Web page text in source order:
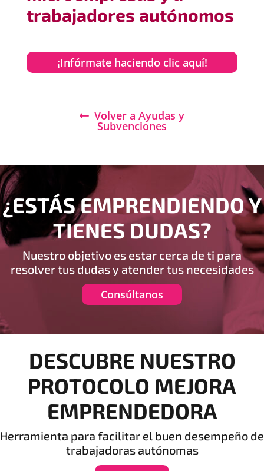
trabajadores autónomos
¡Infórmate haciendo clic aquí!
Volver a Ayudas y
Subvenciones
¿ESTÁS EMPRENDIENDO Y
TIENES DUDAS?
Nuestro objetivo es estar cerca de ti para
resolver tus dudas y atender tus necesidades
Consúltanos
DESCUBRE NUESTRO
PROTOCOLO MEJORA
EMPRENDEDORA
Herramienta para facilitar el buen desempeño de
trabajadoras autónomas